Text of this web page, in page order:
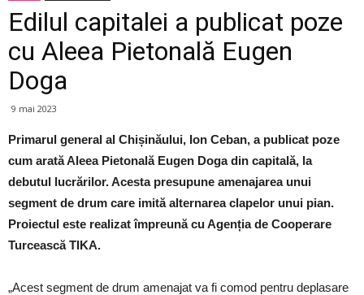
Edilul capitalei a publicat poze
cu Aleea Pietonală Eugen
Doga
9 mai 2023
Primarul general al Chișinăului, Ion Ceban, a publicat poze
cum arată Aleea Pietonală Eugen Doga din capitală, la
debutul lucrărilor. Acesta presupune amenajarea unui
segment de drum care imită alternarea clapelor unui pian.
Proiectul este realizat împreună cu Agenția de Cooperare
Turcească TIKA.
„Acest segment de drum amenajat va fi comod pentru deplasare